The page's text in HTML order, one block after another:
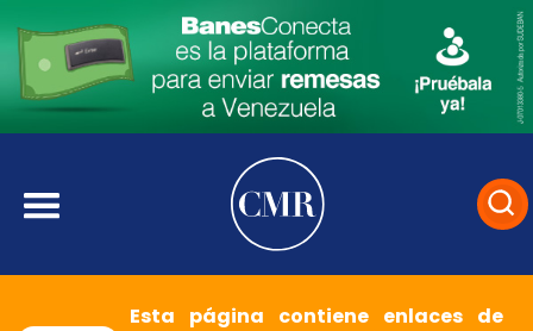
Esta página contiene enlaces de